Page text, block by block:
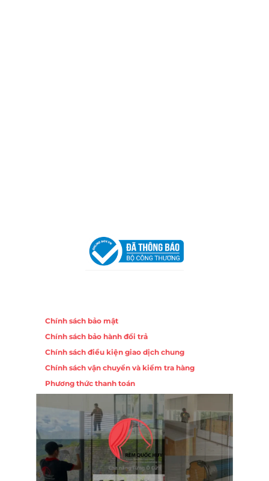
Chính sách bảo mật
Chính sách bảo hành đổi trả
Chính sách điều kiện giao dịch chung
Chính sách vận chuyển và kiểm tra hàng
Phương thức thanh toán